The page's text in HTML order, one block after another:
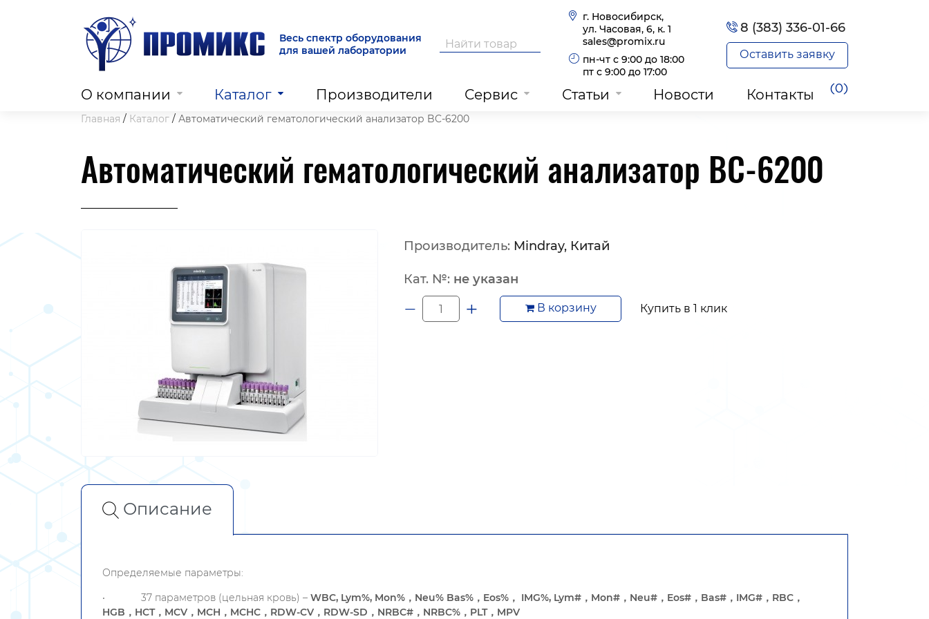
Весь спектр оборудования
для вашей лаборатории
г. Новосибирск,
ул. Часовая, 6, к. 1
sales@promix.ru
пн-чт с 9:00 до 18:00
пт с 9:00 до 17:00
8 (383) 336-01-66
Оставить заявку
(0)
О компании Каталог Производители Сервис Статьи Новости Контакты
Главная Каталог Автоматический гематологический анализатор BC-6200
Автоматический гематологический анализатор BC-6200
Производитель: Mindray, Китай
Кат. №: не указан
− + Купить в 1 клик
Описание
Определяемые параметры:
•
37 параметров (цельная кровь) – WBC, Lym%, Mon% ， Neu% Bas% ， Eos% ， IMG%, Lym# ， Mon# ， Neu# ， Eos# ， Bas# ， IMG# ， RBC ，
HGB ， HCT， MCV ， MCH ， MCHC ， RDW-CV ， RDW-SD ， NRBC# ， NRBC% ， PLT， MPV